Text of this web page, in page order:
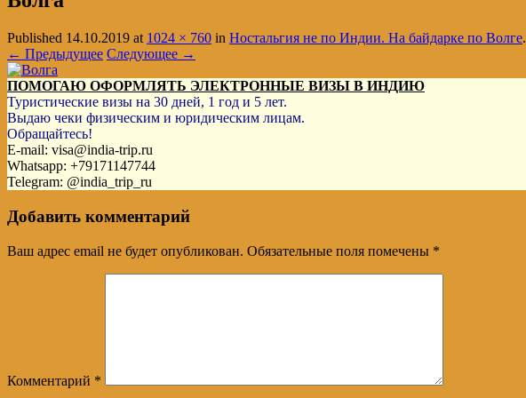
Published 14.10.2019 at 1024 × 760 in Ностальгия не по Индии. На байдарке по Волге.
← Предыдущее Следующее →
ПОМОГАЮ ОФОРМЛЯТЬ ЭЛЕКТРОННЫЕ ВИЗЫ В ИНДИЮ
Туристические визы на 30 дней, 1 год и 5 лет.
Выдаю чеки физическим и юридическим лицам.
Обращайтесь!
E-mail: visa@india-trip.ru
Whatsapp: +79171147744
Telegram: @india_trip_ru
Добавить комментарий
Ваш адрес email не будет опубликован. Обязательные поля помечены *
Комментарий *